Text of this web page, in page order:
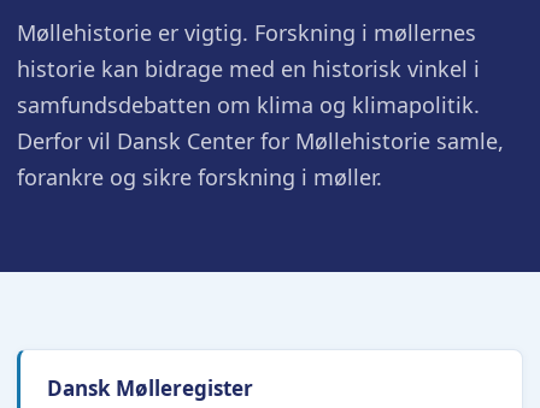
Møllehistorie er vigtig. Forskning i møllernes
historie kan bidrage med en historisk vinkel i
samfundsdebatten om klima og klimapolitik.
Derfor vil Dansk Center for Møllehistorie samle,
forankre og sikre forskning i møller.
Dansk Mølleregister